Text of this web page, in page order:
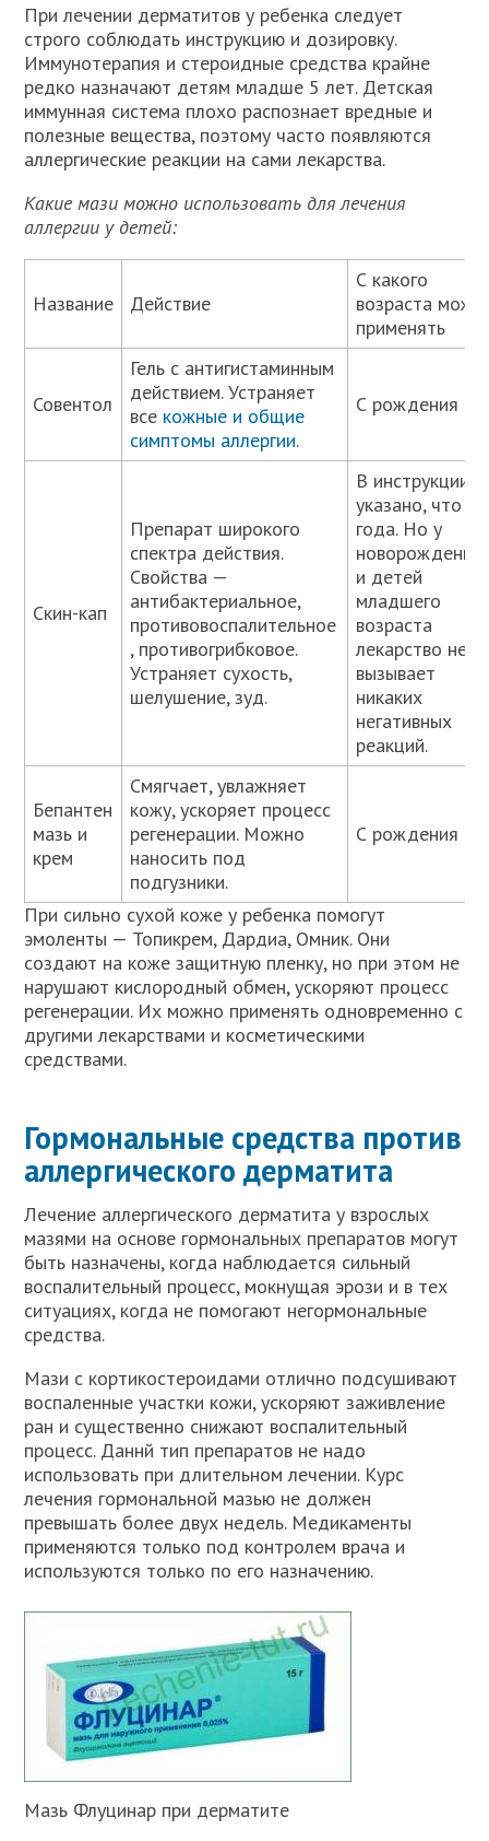
При лечении дерматитов у ребенка следует
строго соблюдать инструкцию и дозировку.
Иммунотерапия и стероидные средства крайне
редко назначают детям младше 5 лет. Детская
иммунная система плохо распознает вредные и
полезные вещества, поэтому часто появляются
аллергические реакции на сами лекарства.
Какие мази можно использовать для лечения
аллергии у детей:
Название Действие
С какого
возраста
применять
Совентол
Гель с антигистаминным
действием. Устраняет
все кожные и общие
симптомы аллергии.
С рождения
Скин-кап
Препарат широкого
спектра действия.
Свойства —
антибактериальное,
противовоспалительное
, противогрибковое.
Устраняет сухость,
шелушение, зуд.
В инструкции
указано, что с
года. Но у
и детей
младшего
возраста
лекарство не
вызывает
никаких
негативных
реакций.
Бепантен
мазь и
крем
Смягчает, увлажняет
кожу, ускоряет процесс
регенерации. Можно
наносить под
подгузники.
С рождения
При сильно сухой коже у ребенка помогут
эмоленты — Топикрем, Дардиа, Омник. Они
создают на коже защитную пленку, но при этом не
нарушают кислородный обмен, ускоряют процесс
регенерации. Их можно применять одновременно с
другими лекарствами и косметическими
средствами.
Гормональные средства против
аллергического дерматита
Лечение аллергического дерматита у взрослых
мазями на основе гормональных препаратов могут
быть назначены, когда наблюдается сильный
воспалительный процесс, мокнущая эрози и в тех
ситуациях, когда не помогают негормональные
средства.
Мази с кортикостероидами отлично подсушивают
воспаленные участки кожи, ускоряют заживление
ран и существенно снижают воспалительный
процесс. Даннй тип препаратов не надо
использовать при длительном лечении. Курс
лечения гормональной мазью не должен
превышать более двух недель. Медикаменты
применяются только под контролем врача и
используются только по его назначению.
Мазь Флуцинар при дерматите